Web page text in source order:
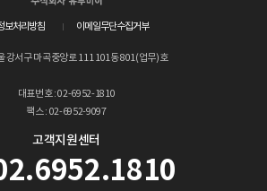
보처리방침 이메일무단수집거부
강서구 마곡중앙로 111 101동 801(업무)호
대표번호 : 02-6952-1810
팩스 : 02-6952-9097
고객지원센터